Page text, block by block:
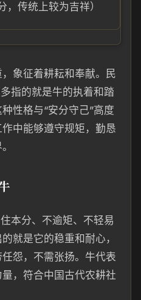
，传统上较为吉祥）
象征着耕耘和奉献。民
指的就是牛的执着和踏
性格与“安分守己”高度
中能够遵守规矩，勤恳
本分、不逾矩、不轻易
就是它的稳重和耐心，
怨，不需张扬。牛代表
，符合中国古代农耕社